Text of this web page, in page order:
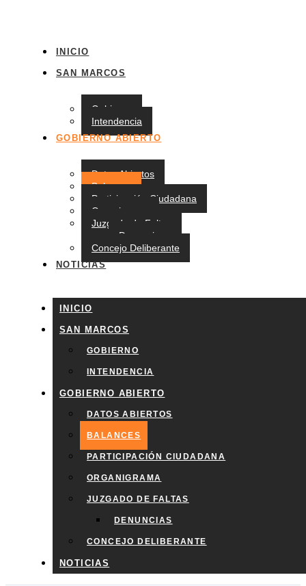
INICIO
SAN MARCOS
Gobierno
Intendencia
GOBIERNO ABIERTO
Datos Abiertos
Balances
Participación Ciudadana
Organigrama
Juzgado de Faltas
Denuncias
Concejo Deliberante
NOTICIAS
INICIO
SAN MARCOS
GOBIERNO
INTENDENCIA
GOBIERNO ABIERTO
DATOS ABIERTOS
BALANCES
PARTICIPACIÓN CIUDADANA
ORGANIGRAMA
JUZGADO DE FALTAS
DENUNCIAS
CONCEJO DELIBERANTE
NOTICIAS